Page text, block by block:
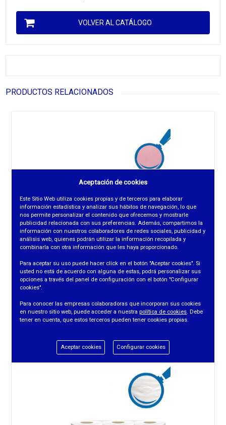
VOLVER AL CATÁLOGO
PRODUCTOS RELACIONADOS
Aceptación de cookies
Este Sitio Web utiliza cookies propias y de terceros para elaborar
información estadística y analizar sus hábitos de navegación, lo que
nos permite personalizar el contenido que ofrecemos y mostrarle
publicidad relacionada con sus preferencias. Además, compartimos la
información con nuestros colaboradores de redes sociales, publicidad y
análisis web, quienes podrán utilizar la información recopilada y
combinarla con otra información que les haya proporcionado.
Para aceptar su uso puede hacer click en el botón "Aceptar cookies". Si
usted no está de acuerdo con alguna de estas, podrá personalizar sus
opciones a través del panel de configuración con el botón "Configurar
cookies".
Para conocer las empresas colaboradoras que incorporan sus cookies
en nuestro sitio web, puede acceder a nuestra política de cookies. Debe
tener en cuenta, que estos terceros pueden tener cookies propias.
Aceptar cookies Configurar cookies